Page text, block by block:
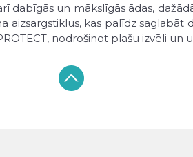
dabīgās un mākslīgās ādas,
aizsargstiklus, kas palīdz
nodrošinot plašu izvēli
piegādi visā Latvijā. Parasti